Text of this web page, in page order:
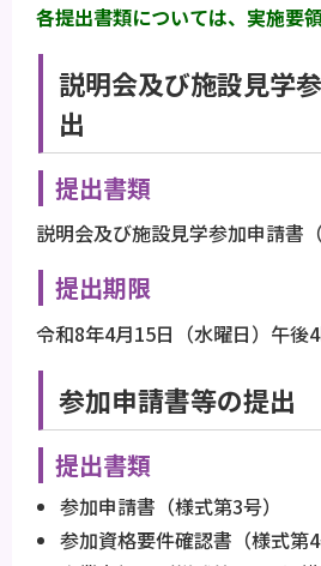
各提出書類については、実施要
説明会及び施設見学
出
提出書類
説明会及び施設見学参加申請書
提出期限
令和8年4月15日（水曜日）午後4
参加申請書等の提出
提出書類
参加申請書（様式第3号）
参加資格要件確認書（様式第4